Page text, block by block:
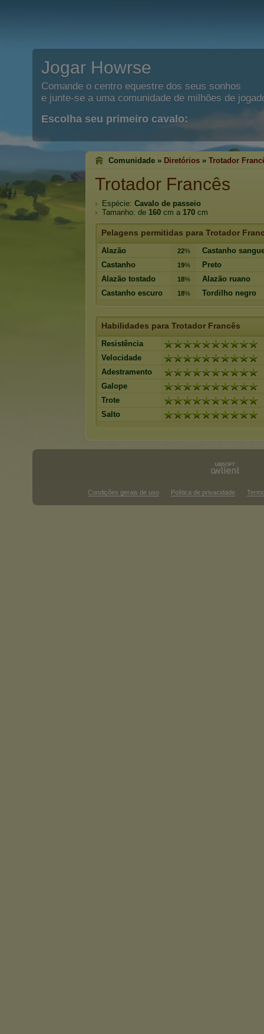
Jogar Howrse
Comande o centro equestre dos seus sonhos
e junte-se a uma comunidade de milhões de
Escolha seu primeiro cavalo:
Comunidade » Diretórios » Trotador
Trotador Francês
Espécie: Cavalo de passeio
Tamanho: de 160 cm a 170 cm
Pelagens permitidas para Trotador
Alazão 22%
Castanho
Castanho
19%
Preto
Alazão tostado
18%
Alazão ruano
Castanho escuro
18% Tordilho negro
Habilidades para Trotador Francês
Resistência
Velocidade
Adestramento
Galope
Trote
Salto
Condições gerais de uso Política de privacidade